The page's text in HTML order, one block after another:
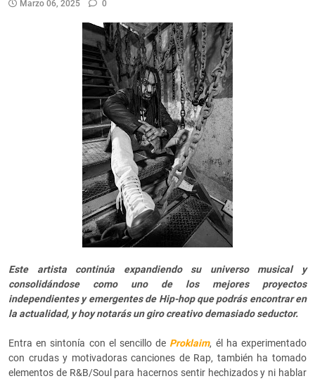
Marzo 06, 2025 0
Este artista continúa expandiendo su universo musical y
consolidándose como uno de los mejores proyectos
independientes y emergentes de Hip-hop que podrás encontrar en
la actualidad, y hoy notarás un giro creativo demasiado seductor.
Entra en sintonía con el sencillo de Proklaim, él ha experimentado
con crudas y motivadoras canciones de Rap, también ha tomado
elementos de R&B/Soul para hacernos sentir hechizados y ni hablar